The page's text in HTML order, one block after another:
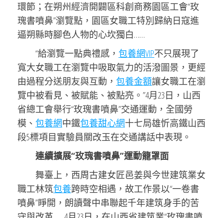
環節；在朔州經濟開闢區科創商務園區工會“玫
瑰書噴鼻”瀏覽點，園區女職工特別歸納日寇進
逼朔縣時腳色人物的心坎獨白……
“給瀏覽一點典禮感， 包養網VIP不只展現了
寬大女職工在瀏覽中吸取氣力的活潑圖景，更經
由過程分送朋友與互動， 包養金額讓女職工在瀏
覽中被看見、被賦能、被點亮。”4月23日，山西
省總工會舉行“玫瑰書噴鼻”交通運動，全國勞
模、 包養網中鐵包養甜心網十七局雄忻高鐵山西
段5標項目實驗員關改玉在交通講話中表現。
連續擴展“玫瑰書噴鼻”運動籠罩面
舞臺上，西周古建女匠邑姜與今世建筑業女
職工林筑包養跨時空相遇，故工作景以“一卷書
噴鼻”睜開，朗讀聲中串聯起千年建筑身手的苦